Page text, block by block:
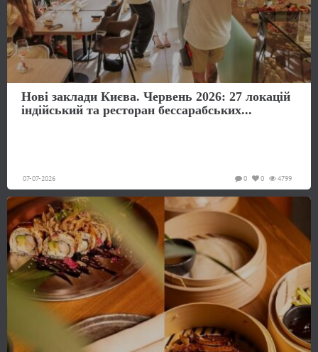
Нові заклади Києва. Червень 2026: 27 локацій
індійський та ресторан бессарабських...
07-07-2026 4799
0
0